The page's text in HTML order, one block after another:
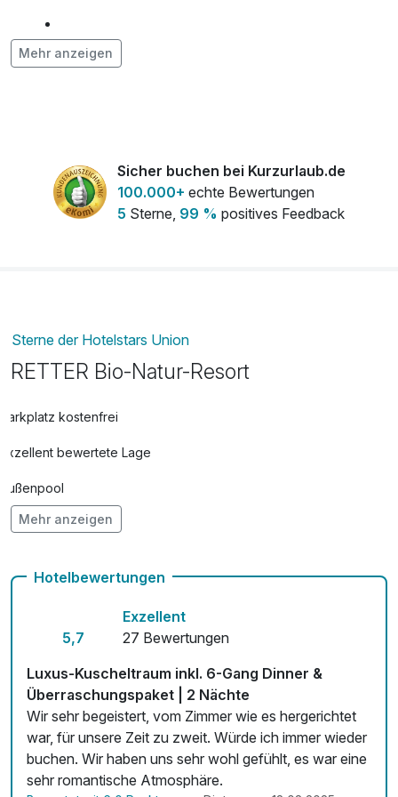
Klassische Massage
pro Tag (1 Tag/e)
Mehr anzeigen
Sicher buchen bei Kurzurlaub.de
100.000+ echte Bewertungen
5 Sterne, 99 % positives Feedback
Sterne der Hotelstars Union
RETTER Bio-Natur-Resort
Parkplatz kostenfrei
Exzellent bewertete Lage
Außenpool
Vielseitiger Wellnessbereich
Fahrradverleih
Fitnessgeräte stehen bereit
Kostenloses W-LAN
Zimmerservice verfügbar
Mit Hotelbar
Mehr anzeigen
Hotelbewertungen
5,7
Exzellent
27 Bewertungen
Luxus-Kuscheltraum inkl. 6-Gang Dinner &
Überraschungspaket | 2 Nächte
Wir sehr begeistert, vom Zimmer wie es hergerichtet
war, für unsere Zeit zu zweit. Würde ich immer wieder
buchen. Wir haben uns sehr wohl gefühlt, es war eine
sehr romantische Atmosphäre.